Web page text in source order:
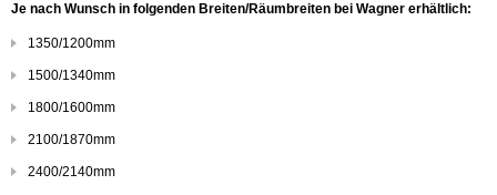
Je nach Wunsch in folgenden Breiten/Räumbreiten bei Wagner erhältlich:
1350/1200mm
1500/1340mm
1800/1600mm
2100/1870mm
2400/2140mm